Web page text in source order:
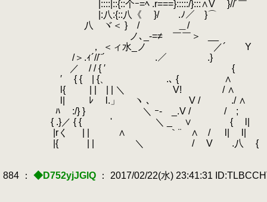
|::::|::{::个ｰ=ﾍ .r===}:::::/}:::∧V }//´￣
|:八:{::八《 }/ .ﾉ／ }⌒ コロニー
八 ヾ＜ } / ＿/
ノ､_-=≠ ￣￣＞
， ＜ィ水_ノ
/＞.ｨ´//¨´ .／ .}
／ / / { ′ {
′ { { | {、 .､ { ∧
l{ | | | | ＼ V! / ∧
l| ﾚ l.」 ヽ ､ V / ./ ∧
ﾊ :/} } ＼ ｰ- _.V / / ;
{ .}／ { { '
＼ _ ∨ { l|
|rく | | ∧ ｀¨ ∧ / l| l|
|{ | | ＼ / V .八 {
884 ： ◆D752yjJGlQ ： 2017/02/22(水) 23:41:31